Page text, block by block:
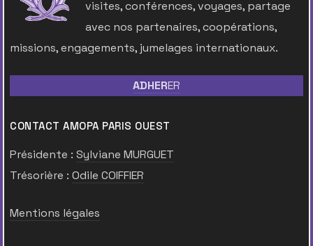
visites, conférences, voyages, partage
avec nos partenaires, coopérations,
missions, engagements, jumelages internationaux.
ADHERER
CONTACT AMOPA PARIS OUEST
Présidente : Sylviane MURGUET
Trésorière : Odile COIFFIER
Mentions légales